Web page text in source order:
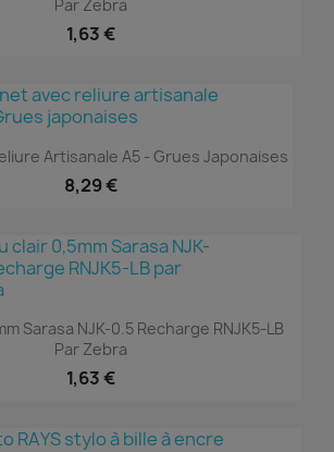
Par Zebra
1,63 €
Artisanale A5 - Grues Japonaises
8,29 €
Sarasa NJK-0.5 Recharge RNJK5-LB
Par Zebra
1,63 €